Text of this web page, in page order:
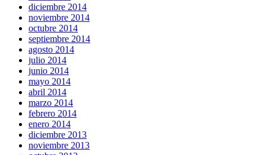
diciembre 2014
noviembre 2014
octubre 2014
septiembre 2014
agosto 2014
julio 2014
junio 2014
mayo 2014
abril 2014
marzo 2014
febrero 2014
enero 2014
diciembre 2013
noviembre 2013